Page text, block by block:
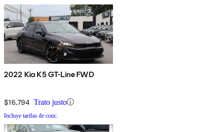
2022 Kia K5 GT-Line FWD
$16,794 Trato justo
Incluye tarifas de conc.